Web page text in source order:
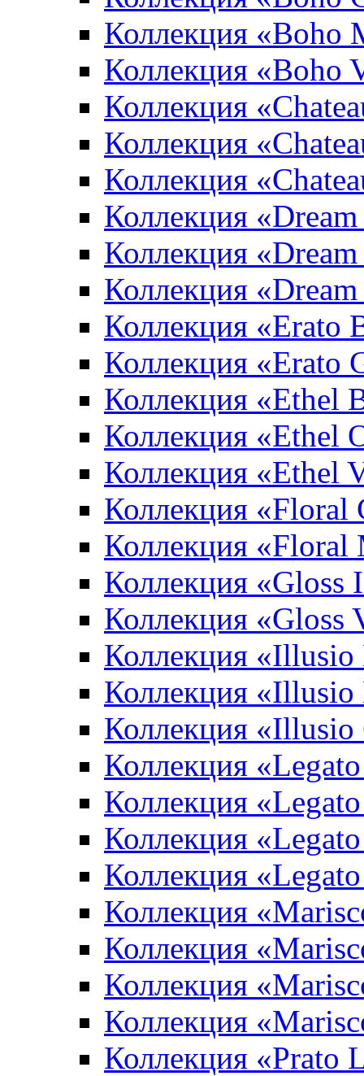
Коллекция «Boho
Коллекция «Boho
Коллекция
Коллекция
Коллекция
Коллекция
Коллекция
Коллекция
Коллекция «Erato
Коллекция «Erato
Коллекция «Ethel
Коллекция «Ethel
Коллекция «Ethel
Коллекция «Floral
Коллекция «Floral
Коллекция «Gloss
Коллекция «Gloss
Коллекция «Illusio
Коллекция «Illusio
Коллекция «Illusio
Коллекция
Коллекция
Коллекция
Коллекция
Коллекция
Коллекция
Коллекция
Коллекция
Коллекция «Prato